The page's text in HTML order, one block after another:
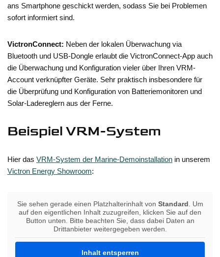
ans Smartphone geschickt werden, sodass Sie bei Problemen
sofort informiert sind.
VictronConnect: Neben der lokalen Überwachung via
Bluetooth und USB-Dongle erlaubt die VictronConnect-App auch
die Überwachung und Konfiguration vieler über Ihren VRM-
Account verknüpfter Geräte. Sehr praktisch insbesondere für
die Überprüfung und Konfiguration von Batteriemonitoren und
Solar-Ladereglern aus der Ferne.
Beispiel VRM-System
Hier das VRM-System der Marine-Demoinstallation in unserem
Victron Energy Showroom:
Sie sehen gerade einen Platzhalterinhalt von Standard . Um
auf den eigentlichen Inhalt zuzugreifen, klicken Sie auf den
Button unten. Bitte beachten Sie, dass dabei Daten an
Drittanbieter weitergegeben werden.
Inhalt entsperren